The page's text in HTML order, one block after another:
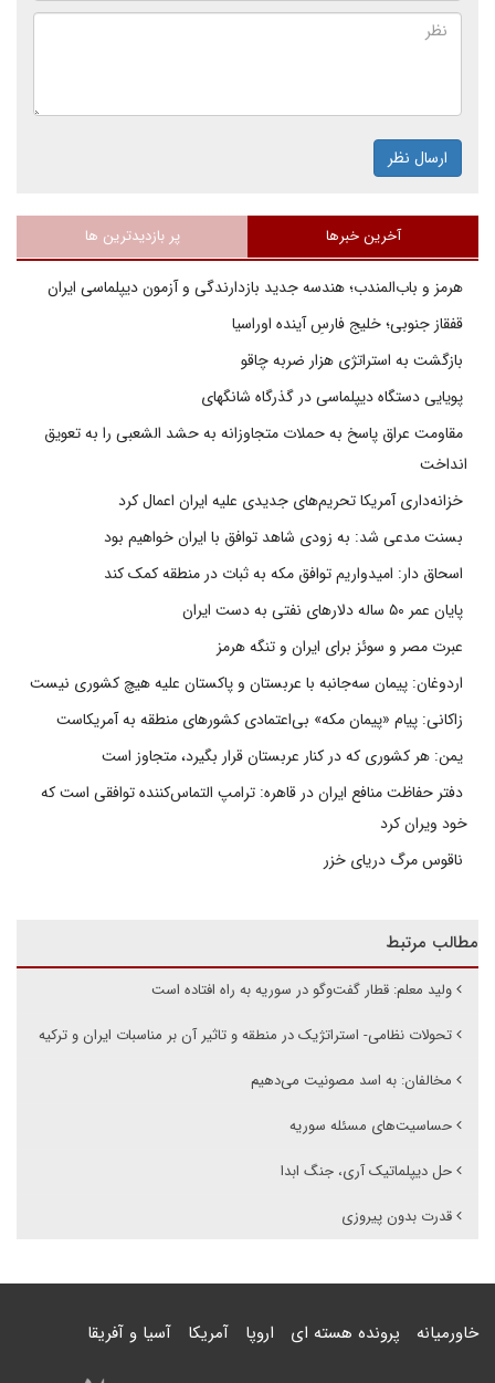
ارسال نظر
آخرین خبرها پر بازدیدترین ها
هرمز و باب‌المندب؛ هندسه جدید بازدارندگی و آزمون دیپلماسی ایران
قفقاز جنوبی؛ خلیج فارسِ آینده اوراسیا
بازگشت به استراتژی هزار ضربه چاقو
پویایی دستگاه دیپلماسی در گذرگاه شانگهای
مقاومت عراق پاسخ به حملات متجاوزانه به حشد الشعبی را به تعویق
انداخت
خزانه‌داری آمریکا تحریم‌های جدیدی علیه ایران اعمال کرد
بسنت مدعی شد: به زودی شاهد توافق با ایران خواهیم بود
اسحاق دار: امیدواریم توافق مکه به ثبات در منطقه کمک کند
پایان عمر ۵۰ ساله دلارهای نفتی به دست ایران
عبرت مصر و سوئز برای ایران و تنگه هرمز
اردوغان: پیمان سه‌جانبه با عربستان و پاکستان علیه هیچ کشوری نیست
زاکانی: پیام «پیمان مکه» بی‌اعتمادی کشورهای منطقه به آمریکاست
یمن: هر کشوری که در کنار عربستان قرار بگیرد، متجاوز است
دفتر حفاظت منافع ایران در قاهره: ترامپ التماس‌کننده توافقی است که
خود ویران کرد
ناقوس مرگ دریای خزر
مطالب مرتبط
ولید معلم: قطار گفت‌وگو در سوریه به راه افتاده است
تحولات نظامی- استراتژیک در منطقه و تاثیر آن بر مناسبات ایران و ترکیه
مخالفان: به اسد مصونیت می‌دهیم
حساسیت‌های مسئله سوریه
حل دیپلماتیک آری، جنگ ابدا
قدرت بدون پیروزی
خاورمیانه پرونده هسته ای اروپا آمریکا آسیا و آفریقا